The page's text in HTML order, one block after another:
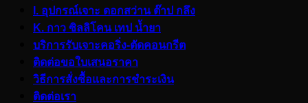
I. อุปกรณ์เจาะ ดอกสว่าน ต๊าป กลึง
K. กาว ซิลลิโคน เทป น้ำยา
บริการรับเจาะคอริ่ง-ตัดคอนกรีต
ติดต่อขอใบเสนอราคา
วิธีการสั่งซื้อและการชำระเงิน
ติดต่อเรา